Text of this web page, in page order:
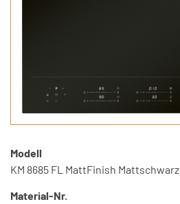
Modell
KM 8685 FL MattFinish Mattschwarz
Material-Nr.